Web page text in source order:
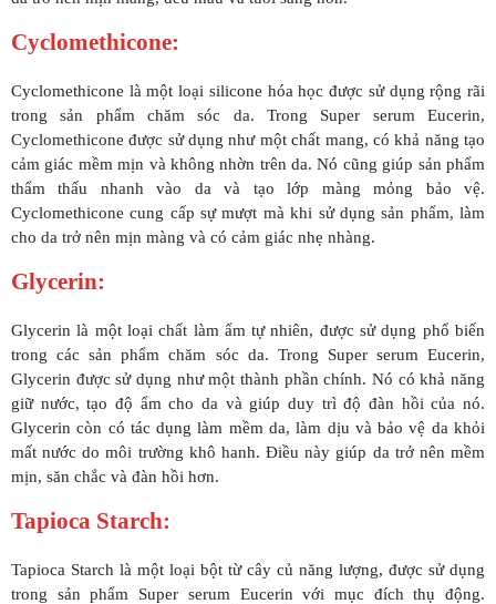
Cyclomethicone:
Cyclomethicone là một loại silicone hóa học được sử dụng rộng rãi
trong sản phẩm chăm sóc da. Trong Super serum Eucerin,
Cyclomethicone được sử dụng như một chất mang, có khả năng tạo
cảm giác mềm mịn và không nhờn trên da. Nó cũng giúp sản phẩm
thẩm thấu nhanh vào da và tạo lớp màng mỏng bảo vệ.
Cyclomethicone cung cấp sự mượt mà khi sử dụng sản phẩm, làm
cho da trở nên mịn màng và có cảm giác nhẹ nhàng.
Glycerin:
Glycerin là một loại chất làm ẩm tự nhiên, được sử dụng phổ biến
trong các sản phẩm chăm sóc da. Trong Super serum Eucerin,
Glycerin được sử dụng như một thành phần chính. Nó có khả năng
giữ nước, tạo độ ẩm cho da và giúp duy trì độ đàn hồi của nó.
Glycerin còn có tác dụng làm mềm da, làm dịu và bảo vệ da khỏi
mất nước do môi trường khô hanh. Điều này giúp da trở nên mềm
mịn, săn chắc và đàn hồi hơn.
Tapioca Starch:
Tapioca Starch là một loại bột từ cây củ năng lượng, được sử dụng
trong sản phẩm Super serum Eucerin với mục đích thụ động.